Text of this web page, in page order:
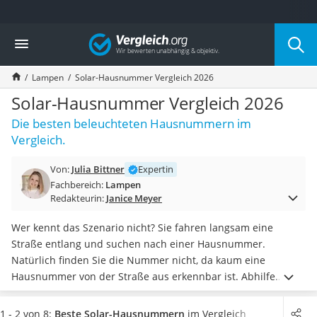
Die beliebtesten Vergleiche nach Kategorie
Wohnen
Matratzen-Topper
Matratzen
Konferenzlautsprecher
Tageslichtlampe
Badlüfter
Ergonomischer Bürostuhl
Außenleuchte mit Kamera
Ozongeneratoren
Konferenzmikrofon
Klappmatratze
Duschkopf mit Kalkfilter
Aktenvernichter Sicherheitsstufe 4
Bettgitter
Spannbettlaken
Vergleich
Lampen Solar-Hausnummer Vergleich 2026
Solar-Hausnummer Vergleich 2026
Die besten beleuchteten Hausnummern im
Vergleich.
Von: Julia Bittner
Expertin
Fachbereich: Lampen
Redakteurin: Janice Meyer
Wer kennt das Szenario nicht? Sie fahren langsam eine
Straße entlang und suchen nach einer Hausnummer.
Natürlich finden Sie die Nummer nicht, da kaum eine
Hausnummer von der Straße aus erkennbar ist. Abhilfe
schafft da eine Solar-Hausnummer. Diese ist beleuchtet und
kann, bei Tag und bei Nacht, optimal gesehen werden -
1 - 2 von 8: Beste Solar-Hausnummern im Vergleich